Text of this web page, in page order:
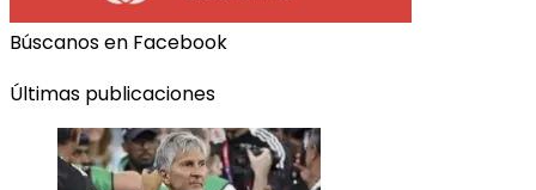
Búscanos en Facebook
Últimas publicaciones